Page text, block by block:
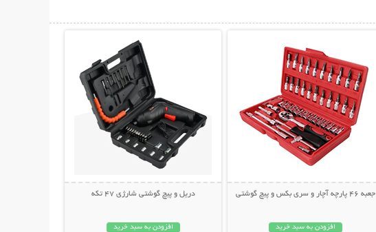
جعبه 46 پارچه آچار و سری بکس و پیچ گوشتی
افزودن به سبد خرید
دریل و پیچ گوشتی شارژی 47 تکه
افزودن به سبد خرید